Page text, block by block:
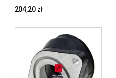
204,20 zł